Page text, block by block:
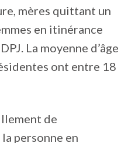
mères quittant un
en itinérance
La moyenne d’âge
ont entre 18
de
personne en